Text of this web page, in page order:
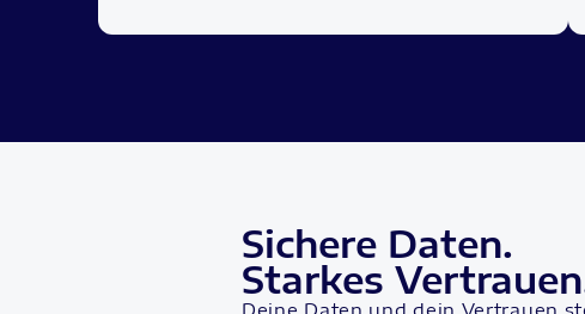
Sichere Daten.
Starkes
Deine Daten und dein Vertrauen